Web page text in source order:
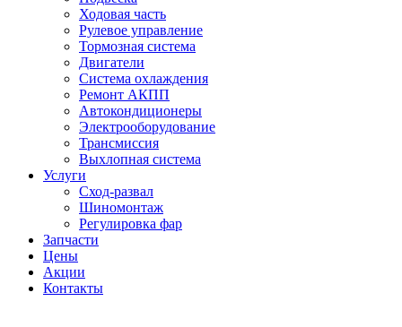
Ходовая часть
Рулевое управление
Тормозная система
Двигатели
Система охлаждения
Ремонт АКПП
Автокондиционеры
Электрооборудование
Трансмиссия
Выхлопная система
Услуги
Сход-развал
Шиномонтаж
Регулировка фар
Запчасти
Цены
Акции
Контакты